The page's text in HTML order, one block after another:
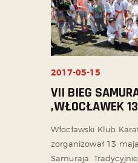
2017-05-15
VII BIEG
,WŁOCŁAWEK
Włocławski Klub
zorganizował 13
Samuraja.